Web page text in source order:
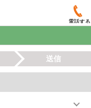
電話する
送信